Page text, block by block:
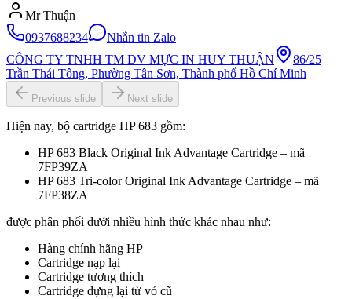
Mr Thuận
0937688234
Nhắn tin Zalo
CÔNG TY TNHH TM DV MỰC IN HUY THUẬN
86/25
Trần Thái Tông, Phường Tân Sơn, Thành phố Hồ Chí Minh
Previous slide Next slide
Hiện nay, bộ cartridge HP 683 gồm:
HP 683 Black Original Ink Advantage Cartridge – mã
7FP39ZA
HP 683 Tri-color Original Ink Advantage Cartridge – mã
7FP38ZA
được phân phối dưới nhiều hình thức khác nhau như:
Hàng chính hãng HP
Cartridge nạp lại
Cartridge tương thích
Cartridge dựng lại từ vỏ cũ